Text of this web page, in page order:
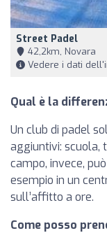
Street Padel
42,2km, Novara
Vedere i dati
Qual è la
Un club di padel
aggiuntivi: scuola,
campo, invece,
esempio in un
sull’affitto a ore.
Come posso